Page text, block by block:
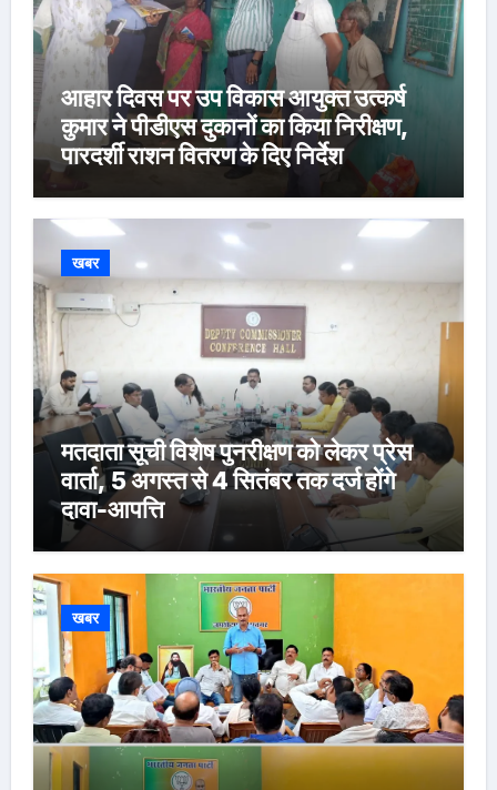
आहार दिवस पर उप विकास आयुक्त उत्कर्ष
कुमार ने पीडीएस दुकानों का किया निरीक्षण,
पारदर्शी राशन वितरण के दिए निर्देश
खबर
मतदाता सूची विशेष पुनरीक्षण को लेकर प्रेस
वार्ता, 5 अगस्त से 4 सितंबर तक दर्ज होंगे
दावा-आपत्ति
खबर